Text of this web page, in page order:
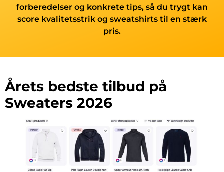
forberedelser og konkrete tips, så du trygt kan
score kvalitetsstrik og sweatshirts til en stærk
pris.
Årets bedste tilbud på
Sweaters 2026